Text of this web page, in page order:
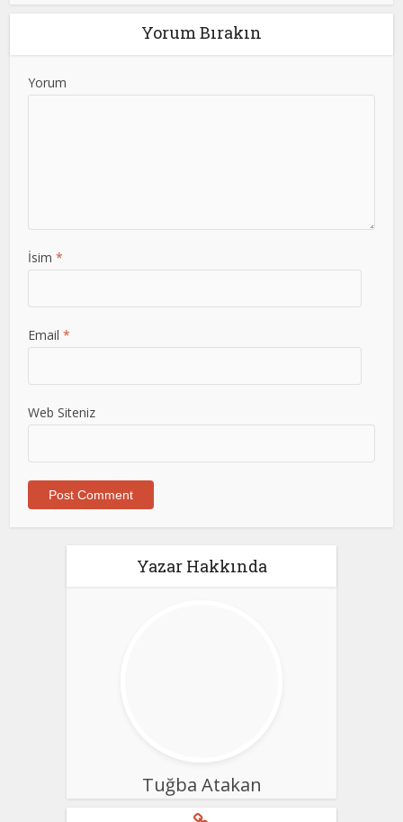
Yorum Bırakın
Yorum
İsim *
Email *
Web Siteniz
Yazar Hakkında
Tuğba Atakan